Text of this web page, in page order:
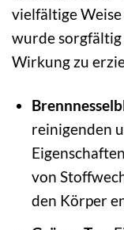
vielfältige
wurde sorgfältig
Wirkung zu
reinigenden
von
den Körper